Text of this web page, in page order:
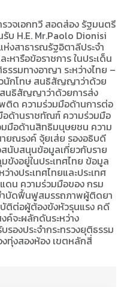
จเอกทวี สอดส่อง รัฐมนตรี
รับ H.E. Mr.Paolo Dionisi
งสาธารณรัฐอิตาลีประจำ
ะหารือข้อราชการ ในประเด็น
รมทางอาญา ระหว่างไทย –
นักโทษ สนธิสัญญาว่าด้วย
นธิสัญญาว่าด้วยการส่ง
ติด ความร่วมมือด้านการต่อ
ด้านราชทัณฑ์ ความร่วมมือ
มือด้านสิทธิมนุษยชน ความ
ยณรงค์ จุ้ยเส่ย รองอธิบดี
นับสนุนข้อมูลเกี่ยวกับราย
งอยู่ในประเทศไทย ข้อมูล
งประเทศไทยและประเทศ
ดน ความร่วมมือของ กรม
ำบัดฟื้นฟูสมรรถภาพผู้ติดยา
ติต่อผู้ต้องขังหัวรุนแรง คดี
ค์จะผลักดันระหว่าง
รองประจำกระทรวงยุติธรรม
ทุ่งสองห้อง เขตหลักสี่